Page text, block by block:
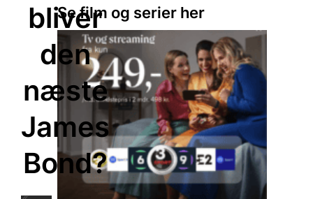
bliver
den
næste
James
Bond?
Se film og serier her